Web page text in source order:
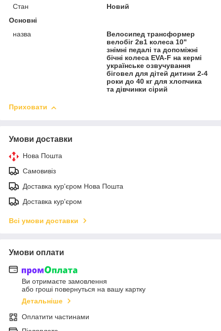
Стан
Новий
Основні
назва
Велосипед трансформер
велобіг 2в1 колеса 10"
знімні педалі та допоміжні
бічні колеса EVA-F на кермі
українське озвучування
біговел для дітей дитини 2-4
роки до 40 кг для хлопчика
та дівчинки сірий
Приховати
Умови доставки
Нова Пошта
Самовивіз
Доставка кур'єром Нова Пошта
Доставка кур'єром
Всі умови доставки
Умови оплати
Ви отримаєте замовлення
або гроші повернуться на вашу картку
Детальніше
Оплатити частинами